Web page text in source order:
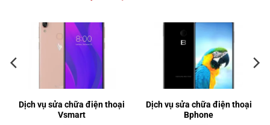
Dịch vụ sửa chữa điện thoại
Vsmart
Dịch vụ sửa chữa điện thoại
Bphone